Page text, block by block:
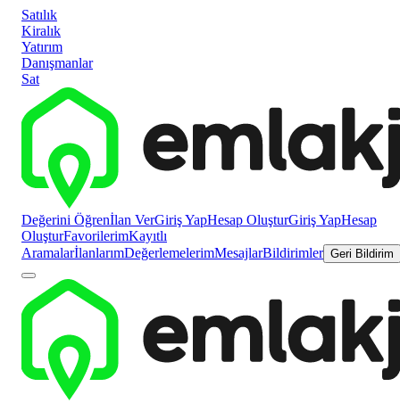
Satılık
Kiralık
Yatırım
Danışmanlar
Sat
Değerini Öğrenİlan VerGiriş YapHesap OluşturGiriş YapHesap
OluşturFavorilerimKayıtlı
AramalarİlanlarımDeğerlemelerimMesajlarBildirimler Geri Bildirim